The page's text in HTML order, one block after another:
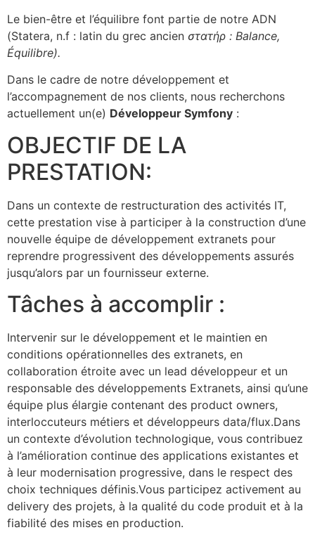
Le bien-être et l’équilibre font partie de notre ADN
(Statera, n.f : latin du grec ancien στατήρ‎ : Balance,
Équilibre).
Dans le cadre de notre développement et
l’accompagnement de nos clients, nous recherchons
actuellement un(e) Développeur Symfony :
OBJECTIF DE LA
PRESTATION:
Dans un contexte de restructuration des activités IT,
cette prestation vise à participer à la construction d’une
nouvelle équipe de développement extranets pour
reprendre progressivent des développements assurés
jusqu’alors par un fournisseur externe.
Tâches à accomplir :
Intervenir sur le développement et le maintien en
conditions opérationnelles des extranets, en
collaboration étroite avec un lead développeur et un
responsable des développements Extranets, ainsi qu’une
équipe plus élargie contenant des product owners,
interloccuteurs métiers et développeurs data/flux.Dans
un contexte d’évolution technologique, vous contribuez
à l’amélioration continue des applications existantes et
à leur modernisation progressive, dans le respect des
choix techniques définis.Vous participez activement au
delivery des projets, à la qualité du code produit et à la
fiabilité des mises en production.